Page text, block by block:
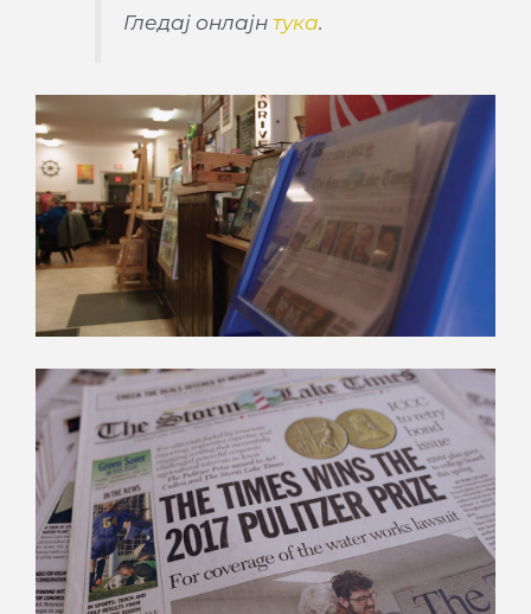
Гледај онлајнтука.